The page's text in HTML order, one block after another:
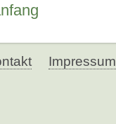
Impressum